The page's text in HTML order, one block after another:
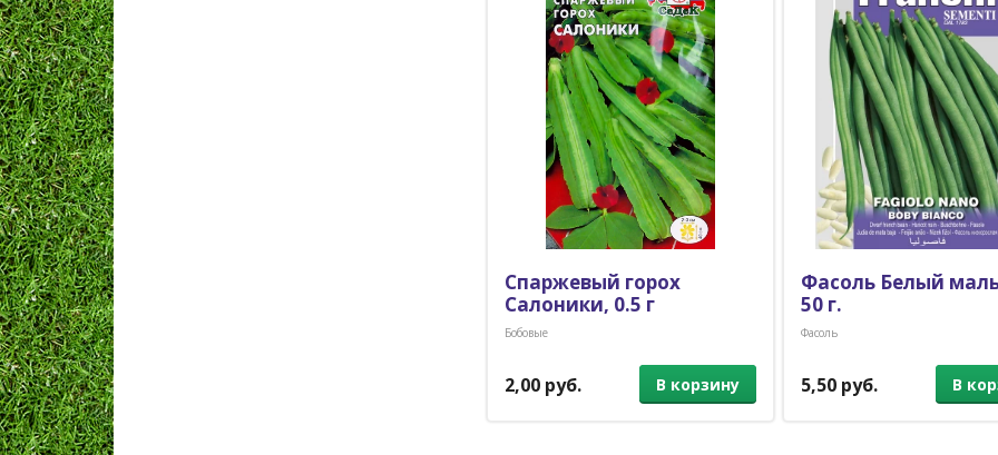
Спаржевый горох
Салоники, 0.5 г
Бобовые
2,00 руб. В корзину
Фасоль Белый
50 г.
Фасоль
5,50 руб. В